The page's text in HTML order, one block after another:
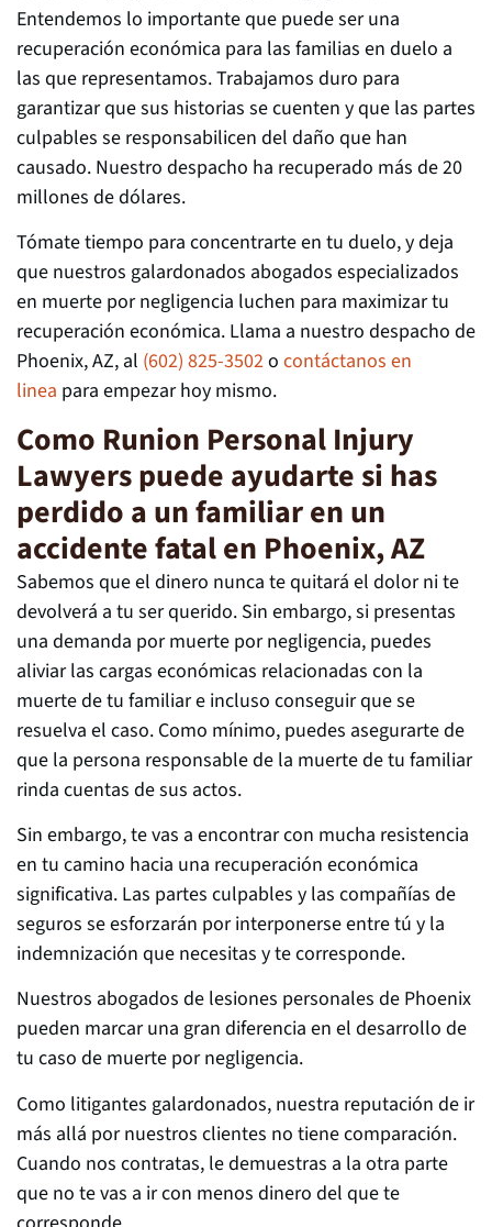
Entendemos lo importante que puede ser una
recuperación económica para las familias en duelo a
las que representamos. Trabajamos duro para
garantizar que sus historias se cuenten y que las partes
culpables se responsabilicen del daño que han
causado. Nuestro despacho ha recuperado más de 20
millones de dólares.
Tómate tiempo para concentrarte en tu duelo, y deja
que nuestros galardonados abogados especializados
en muerte por negligencia luchen para maximizar tu
recuperación económica. Llama a nuestro despacho de
Phoenix, AZ, al (602) 825-3502o contáctanos en
linea para empezar hoy mismo.
Como Runion Personal Injury
Lawyers puede ayudarte si has
perdido a un familiar en un
accidente fatal en Phoenix, AZ
Sabemos que el dinero nunca te quitará el dolor ni te
devolverá a tu ser querido. Sin embargo, si presentas
una demanda por muerte por negligencia, puedes
aliviar las cargas económicas relacionadas con la
muerte de tu familiar e incluso conseguir que se
resuelva el caso. Como mínimo, puedes asegurarte de
que la persona responsable de la muerte de tu familiar
rinda cuentas de sus actos.
Sin embargo, te vas a encontrar con mucha resistencia
en tu camino hacia una recuperación económica
significativa. Las partes culpables y las compañías de
seguros se esforzarán por interponerse entre tú y la
indemnización que necesitas y te corresponde.
Nuestros abogados de lesiones personales de Phoenix
pueden marcar una gran diferencia en el desarrollo de
tu caso de muerte por negligencia.
Como litigantes galardonados, nuestra reputación de ir
más allá por nuestros clientes no tiene comparación.
Cuando nos contratas, le demuestras a la otra parte
que no te vas a ir con menos dinero del que te